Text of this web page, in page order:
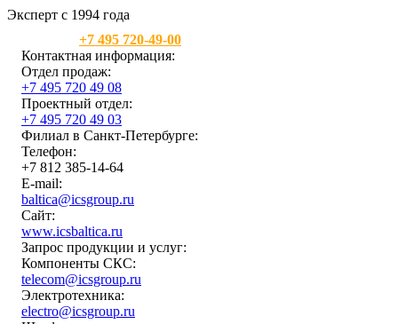
Эксперт с 1994 года
+7 495 720-49-00
Контактная информация:
Отдел продаж:
+7 495 720 49 08
Проектный отдел:
+7 495 720 49 03
Филиал в Санкт-Петербурге:
Телефон:
+7 812 385-14-64
E-mail:
baltica@icsgroup.ru
Сайт:
www.icsbaltica.ru
Запрос продукции и услуг:
Компоненты СКС:
telecom@icsgroup.ru
Электротехника:
electro@icsgroup.ru